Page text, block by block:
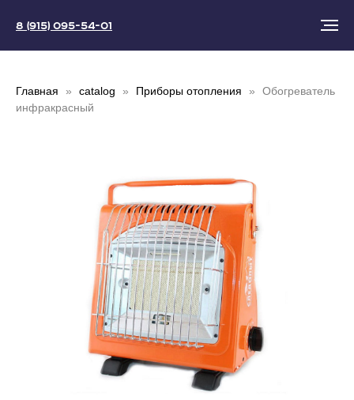
8 (915) 095-54-01
Главная catalog Приборы отопления
Обогреватель
инфракрасный